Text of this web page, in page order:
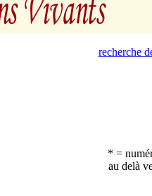
recherche
* =
au delà